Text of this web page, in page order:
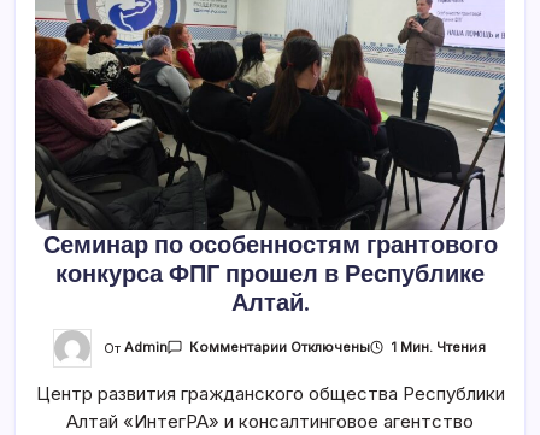
Семинар по особенностям грантового
конкурса ФПГ прошел в Республике
Алтай.
ОтAdmin КомментарииК
По
Особенностям
Грантового
Отключены 1 Мин. Чтения
Центр развития гражданского общества Республики
Алтай «ИнтегРА» и консалтинговое агентство